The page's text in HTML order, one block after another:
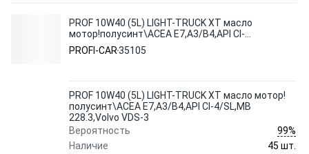
PROF 10W40 (5L) LIGHT-TRUCK XT масло
мотор!полусинт\ACEA E7,A3/B4,API CI-
4/SL,MB 228.3,Volvo VDS-3
PROFI-CAR35105
PROF 10W40 (5L) LIGHT-TRUCK XT масло мотор!
полусинт\ACEA E7,A3/B4,API CI-4/SL,MB
228.3,Volvo VDS-3
Вероятность
99%
Наличие
45 шт.